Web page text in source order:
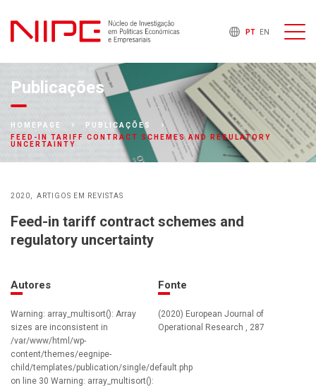
PT EN
Publicações
HOMEPAGE
PUBLICAÇÕES
FEED-IN TARIFF CONTRACT SCHEMES AND REGULATORY
UNCERTAINTY
2020 ARTIGOS EM REVISTAS
Feed-in tariff contract schemes and
regulatory uncertainty
Autores
Warning: array_multisort(): Array
sizes are inconsistent in
/var/www/html/wp-
content/themes/eegnipe-
child/templates/publication/single/default.php
on line 30 Warning: array_multisort():
Fonte
(2020) European Journal of
Operational Research , 287